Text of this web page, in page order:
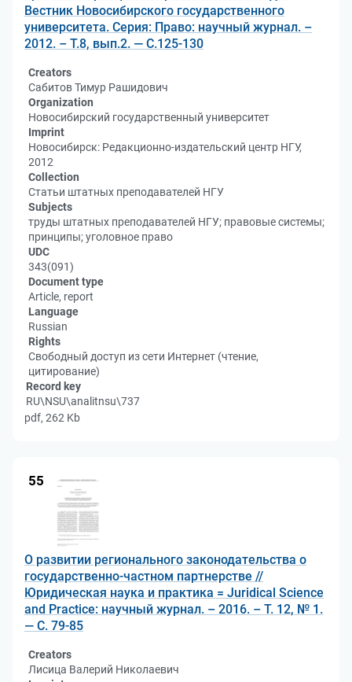
Вестник Новосибирского государственного
университета. Серия: Право: научный журнал. –
2012. – Т.8, вып.2. — С.125-130
Creators
Сабитов Тимур Рашидович
Organization
Новосибирский государственный университет
Imprint
Новосибирск: Редакционно-издательский центр НГУ,
2012
Collection
Статьи штатных преподавателей НГУ
Subjects
труды штатных преподавателей НГУ; правовые системы;
принципы; уголовное право
UDC
343(091)
Document type
Article, report
Language
Russian
Rights
Свободный доступ из сети Интернет (чтение,
цитирование)
Record key
RU\NSU\analitnsu\737
pdf, 262 Kb
55
О развитии регионального законодательства о
государственно-частном партнерстве //
Юридическая наука и практика = Juridical Science
and Practice: научный журнал. – 2016. – Т. 12, № 1.
— С. 79-85
Creators
Лисица Валерий Николаевич